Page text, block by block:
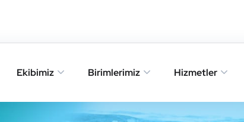
Ekibimiz Birimlerimiz Hizmetler